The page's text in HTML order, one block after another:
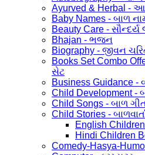
Ayurved & Herbal -
Baby Names - બાળ
Beauty Care -
Bhajan - ભજન
Biography - જીવન
Books Set Combo
સેટ
Business Guidance -
Child Development -
Child Songs - બાળ
Child Stories -
English
Hindi Children
Comedy-Hasya-